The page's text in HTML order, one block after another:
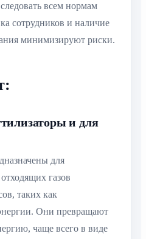
всем нормам
сотрудников и наличие
минимизируют риски.
и для
для
газов
таких как
Они превращают
чаще всего в виде